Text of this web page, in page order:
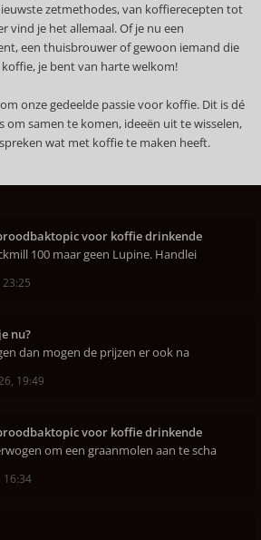
zetmethodes, van koffierecepten tot
vind je het allemaal. Of je nu een
een thuisbrouwer of gewoon iemand die
je bent van harte welkom!
onze gedeelde passie voor koffie. Dit is dé
samen te komen, ideeën uit te wisselen,
wat met koffie te maken heeft.
voor koffie drinkende
100 maar geen Lupine. Handlei
nu?
dan mogen de prijzen er ook na
19:49
voor koffie drinkende
om een graanmolen aan te scha
16:34